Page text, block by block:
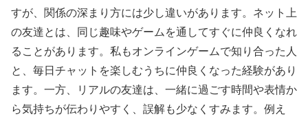
すが、関係の深まり方には少し違いがあります。ネット上
の友達とは、同じ趣味やゲームを通してすぐに仲良くなれ
ることがあります。私もオンラインゲームで知り合った人
と、毎日チャットを楽しむうちに仲良くなった経験があり
ます。一方、リアルの友達は、一緒に過ごす時間や表情か
ら気持ちが伝わりやすく、誤解も少なくすみます。例え